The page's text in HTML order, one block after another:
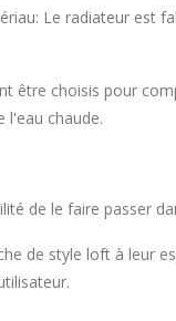
Le radiateur est
être choisis pour
l'eau chaude.
de le faire passer
de style loft à leur